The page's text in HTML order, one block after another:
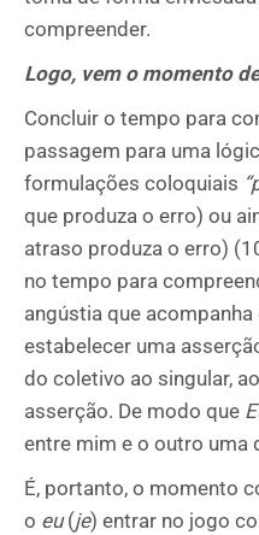
compreender.
Logo, vem o momento
Concluir o tempo para
passagem para uma
formulações coloquiais
que produza o erro) ou
atraso produza o erro)
no tempo para
angústia que
estabelecer uma
do coletivo ao singular, ao
asserção. De modo que
entre mim e o outro uma
É, portanto, o momento
o eu(je) entrar no jogo